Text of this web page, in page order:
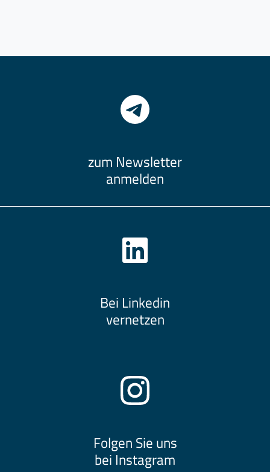
zum Newsletter
anmelden
Bei Linkedin
vernetzen
Folgen Sie uns
bei Instagram